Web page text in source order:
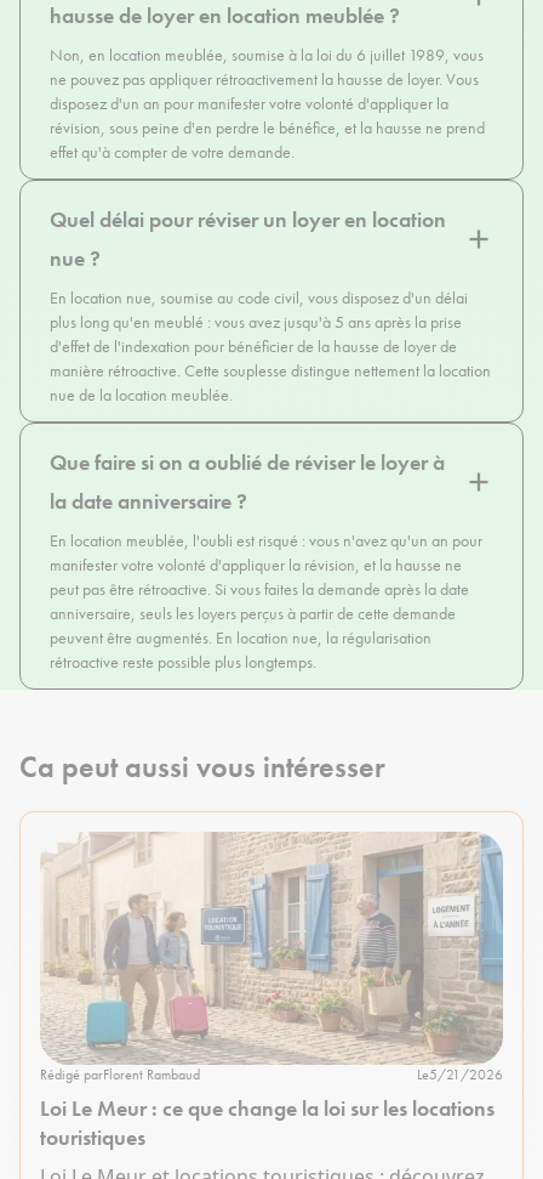
hausse de loyer en location meublée ?
Non, en location meublée, soumise à la loi du 6 juillet 1989, vous
ne pouvez pas appliquer rétroactivement la hausse de loyer. Vous
disposez d'un an pour manifester votre volonté d'appliquer la
révision, sous peine d'en perdre le bénéfice, et la hausse ne prend
effet qu'à compter de votre demande.
Quel délai pour réviser un loyer en location
nue ?
En location nue, soumise au code civil, vous disposez d'un délai
plus long qu'en meublé : vous avez jusqu'à 5 ans après la prise
d'effet de l'indexation pour bénéficier de la hausse de loyer de
manière rétroactive. Cette souplesse distingue nettement la location
nue de la location meublée.
Que faire si on a oublié de réviser le loyer à
la date anniversaire ?
En location meublée, l'oubli est risqué : vous n'avez qu'un an pour
manifester votre volonté d'appliquer la révision, et la hausse ne
peut pas être rétroactive. Si vous faites la demande après la date
anniversaire, seuls les loyers perçus à partir de cette demande
peuvent être augmentés. En location nue, la régularisation
rétroactive reste possible plus longtemps.
Ca peut aussi vous intéresser
Rédigé parFlorent Rambaud Le5/21/2026
Loi Le Meur : ce que change la loi sur les locations
touristiques